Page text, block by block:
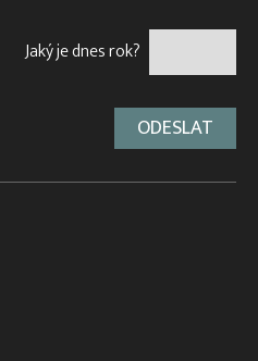
Jaký je dnes rok?